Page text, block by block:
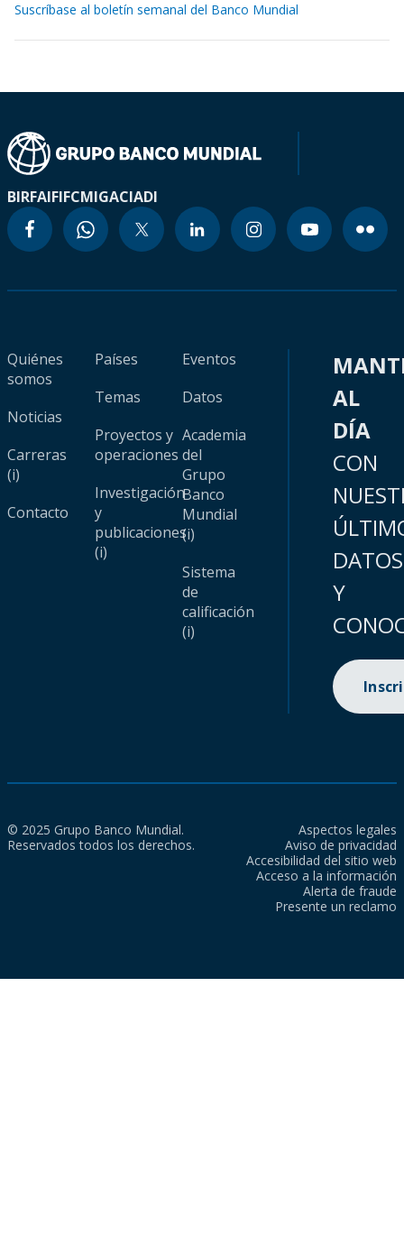
Suscríbase al boletín semanal del Banco Mundial
BIRFAIFIFCMIGACIADI
Quiénes
somos
Noticias
Carreras
(i)
Contacto
Países
Temas
Proyectos y
operaciones
Investigación
y
publicaciones
(i)
Eventos
Datos
Academia
del
Grupo
Banco
Mundial
(i)
Sistema
de
calificación
(i)
AL
DÍA
CON
DATOS
Y
© 2025 Grupo Banco Mundial.
Reservados todos los derechos.
Aspectos legales
Aviso de privacidad
Accesibilidad del sitio web
Acceso a la información
Alerta de fraude
Presente un reclamo